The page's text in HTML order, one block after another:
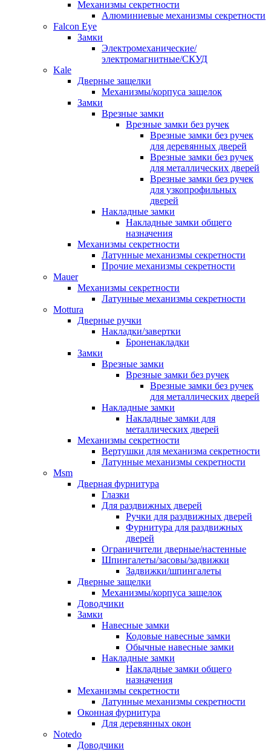
Механизмы секретности
Алюминиевые механизмы секретности
Falcon Eye
Замки
Электромеханические/
электромагнитные/СКУД
Kale
Дверные защелки
Механизмы/корпуса защелок
Замки
Врезные замки
Врезные замки без ручек
Врезные замки без ручек
для деревянных дверей
Врезные замки без ручек
для металлических дверей
Врезные замки без ручек
для узкопрофильных
дверей
Накладные замки
Накладные замки общего
назначения
Механизмы секретности
Латунные механизмы секретности
Прочие механизмы секретности
Mauer
Механизмы секретности
Латунные механизмы секретности
Mottura
Дверные ручки
Накладки/завертки
Броненакладки
Замки
Врезные замки
Врезные замки без ручек
Врезные замки без ручек
для металлических дверей
Накладные замки
Накладные замки для
металлических дверей
Механизмы секретности
Вертушки для механизма секретности
Латунные механизмы секретности
Msm
Дверная фурнитура
Глазки
Для раздвижных дверей
Ручки для раздвижных дверей
Фурнитура для раздвижных
дверей
Ограничители дверные/настенные
Шпингалеты/засовы/задвижки
Задвижки/шпингалеты
Дверные защелки
Механизмы/корпуса защелок
Доводчики
Замки
Навесные замки
Кодовые навесные замки
Обычные навесные замки
Накладные замки
Накладные замки общего
назначения
Механизмы секретности
Латунные механизмы секретности
Оконная фурнитура
Для деревянных окон
Notedo
Доводчики